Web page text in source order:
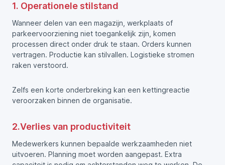
1. Operationele stilstand
Wanneer delen van een magazijn, werkplaats of
parkeervoorziening niet toegankelijk zijn, komen
processen direct onder druk te staan. Orders kunnen
vertragen. Productie kan stilvallen. Logistieke stromen
raken verstoord.
Zelfs een korte onderbreking kan een kettingreactie
veroorzaken binnen de organisatie.
2.Verlies van productiviteit
Medewerkers kunnen bepaalde werkzaamheden niet
uitvoeren. Planning moet worden aangepast. Extra